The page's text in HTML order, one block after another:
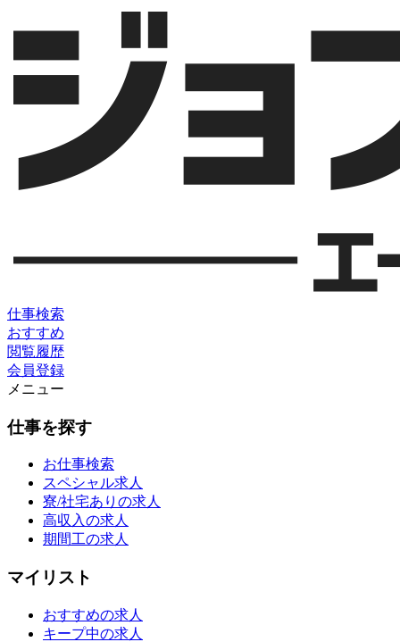
仕事検索
おすすめ
閲覧履歴
会員登録
メニュー
仕事を探す
お仕事検索
スペシャル求人
寮/社宅ありの求人
高収入の求人
期間工の求人
マイリスト
おすすめの求人
キープ中の求人